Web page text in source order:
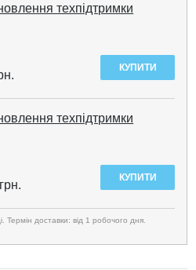
техпідтримки
техпідтримки
грн.
Термін доставки: від 1 робочого дня.